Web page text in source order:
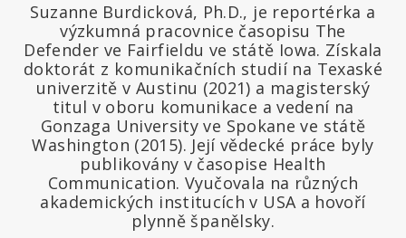
Suzanne Burdicková, Ph.D., je reportérka a
výzkumná pracovnice časopisu The
Defender ve Fairfieldu ve státě Iowa. Získala
doktorát z komunikačních studií na Texaské
univerzitě v Austinu (2021) a magisterský
titul v oboru komunikace a vedení na
Gonzaga University ve Spokane ve státě
Washington (2015). Její vědecké práce byly
publikovány v časopise Health
Communication. Vyučovala na různých
akademických institucích v USA a hovoří
plynně španělsky.